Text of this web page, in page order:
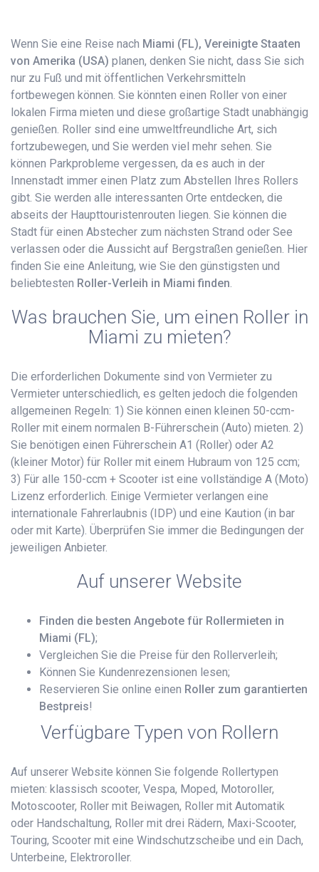
Wenn Sie eine Reise nach Miami (FL), Vereinigte Staaten
von Amerika (USA) planen, denken Sie nicht, dass Sie sich
nur zu Fuß und mit öffentlichen Verkehrsmitteln
fortbewegen können. Sie könnten einen Roller von einer
lokalen Firma mieten und diese großartige Stadt unabhängig
genießen. Roller sind eine umweltfreundliche Art, sich
fortzubewegen, und Sie werden viel mehr sehen. Sie
können Parkprobleme vergessen, da es auch in der
Innenstadt immer einen Platz zum Abstellen Ihres Rollers
gibt. Sie werden alle interessanten Orte entdecken, die
abseits der Haupttouristenrouten liegen. Sie können die
Stadt für einen Abstecher zum nächsten Strand oder See
verlassen oder die Aussicht auf Bergstraßen genießen. Hier
finden Sie eine Anleitung, wie Sie den günstigsten und
beliebtesten Roller-Verleih in Miami finden.
Was brauchen Sie, um einen Roller in
Miami zu mieten?
Die erforderlichen Dokumente sind von Vermieter zu
Vermieter unterschiedlich, es gelten jedoch die folgenden
allgemeinen Regeln: 1) Sie können einen kleinen 50-ccm-
Roller mit einem normalen B-Führerschein (Auto) mieten. 2)
Sie benötigen einen Führerschein A1 (Roller) oder A2
(kleiner Motor) für Roller mit einem Hubraum von 125 ccm;
3) Für alle 150-ccm + Scooter ist eine vollständige A (Moto)
Lizenz erforderlich. Einige Vermieter verlangen eine
internationale Fahrerlaubnis (IDP) und eine Kaution (in bar
oder mit Karte). Überprüfen Sie immer die Bedingungen der
jeweiligen Anbieter.
Auf unserer Website
Finden die besten Angebote für Rollermieten in
Miami (FL);
Vergleichen Sie die Preise für den Rollerverleih;
Können Sie Kundenrezensionen lesen;
Reservieren Sie online einen Roller zum garantierten
Bestpreis!
Verfügbare Typen von Rollern
Auf unserer Website können Sie folgende Rollertypen
mieten: klassisch scooter, Vespa, Moped, Motoroller,
Motoscooter, Roller mit Beiwagen, Roller mit Automatik
oder Handschaltung, Roller mit drei Rädern, Maxi-Scooter,
Touring, Scooter mit eine Windschutzscheibe und ein Dach,
Unterbeine, Elektroroller.